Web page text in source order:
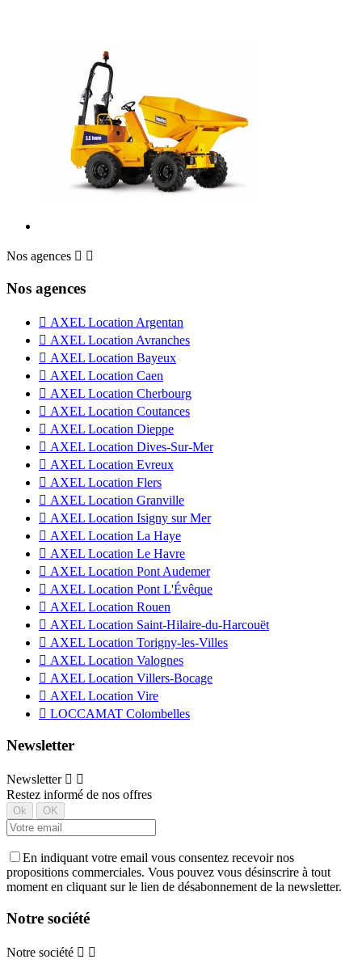
Nos agences  
Nos agences
 AXEL Location Argentan
 AXEL Location Avranches
 AXEL Location Bayeux
 AXEL Location Caen
 AXEL Location Cherbourg
 AXEL Location Coutances
 AXEL Location Dieppe
 AXEL Location Dives-Sur-Mer
 AXEL Location Evreux
 AXEL Location Flers
 AXEL Location Granville
 AXEL Location Isigny sur Mer
 AXEL Location La Haye
 AXEL Location Le Havre
 AXEL Location Pont Audemer
 AXEL Location Pont L'Évêque
 AXEL Location Rouen
 AXEL Location Saint-Hilaire-du-Harcouët
 AXEL Location Torigny-les-Villes
 AXEL Location Valognes
 AXEL Location Villers-Bocage
 AXEL Location Vire
 LOCCAMAT Colombelles
Newsletter
Newsletter  
Restez informé de nos offres
En indiquant votre email vous consentez recevoir nos
propositions commerciales. Vous pouvez vous désinscrire à tout
moment en cliquant sur le lien de désabonnement de la newsletter.
Notre société
Notre société  